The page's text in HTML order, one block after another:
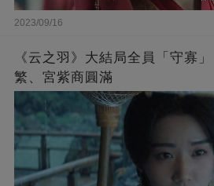
2023/09/16
《云之羽》大結局全員「守寡
繁、宮紫商圓滿